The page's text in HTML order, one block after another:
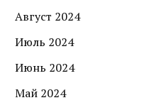
Август 2024
Июль 2024
Июнь 2024
Май 2024